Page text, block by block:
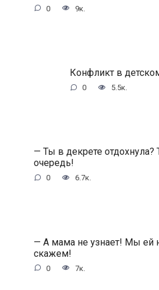
0 9к.
Конфликт в
0 5.5к.
— Ты в декрете отдохнула?
очередь!
0 6.7к.
— А мама не узнает! Мы ей
скажем!
0 7к.